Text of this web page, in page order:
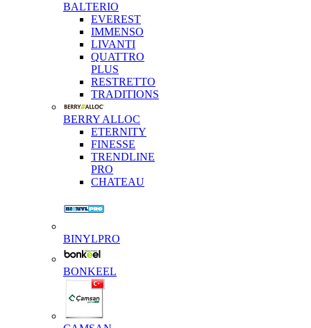
BALTERIO
EVEREST
IMMENSO
LIVANTI
QUATTRO
PLUS
RESTRETTO
TRADITIONS
BERRY ALLOC
ETERNITY
FINESSE
TRENDLINE
PRO
CHATEAU
BINYLPRO
BONKEEL